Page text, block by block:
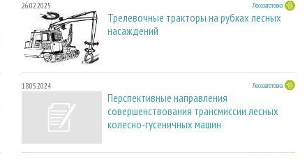
26.02.2025 Лесозаготовка
Трелевочные тракторы на рубках лесных
насаждений
18.05.2024 Лесозаготовка
Перспективные направления
совершенствования трансмиссии лесных
колесно-гусеничных машин